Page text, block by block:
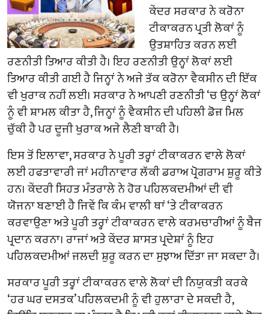
ਕੇਂਦਰ ਸਰਕਾਰ ਨੇ ਕਰੋਨਾ
ਟੀਕਾਕਰਨ ਪ੍ਰਤੀ ਲੋਕਾਂ ਨੂੰ
ਉਤਸ਼ਾਹਿਤ ਕਰਨ ਲਈ
ਰਣਨੀਤੀ ਤਿਆਰ ਕੀਤੀ ਹੈ। ਇਹ ਰਣਨੀਤੀ ਉਨ੍ਹਾਂ ਲੋਕਾਂ ਲਈ
ਤਿਆਰ ਕੀਤੀ ਗਈ ਹੈ ਜਿਨ੍ਹਾਂ ਨੇ ਅਜੇ ਤੱਕ ਕਰੋਨਾ ਵੈਕਸੀਨ ਦੀ ਇੱਕ
ਵੀ ਖੁਰਾਕ ਨਹੀਂ ਲਈ। ਸਰਕਾਰ ਨੇ ਆਪਣੀ ਰਣਨੀਤੀ ‘ਚ ਉਨ੍ਹਾਂ ਲੋਕਾਂ
ਨੂੰ ਵੀ ਸ਼ਾਮਲ ਕੀਤਾ ਹੈ, ਜਿਨ੍ਹਾਂ ਨੂੰ ਵੈਕਸੀਨ ਦੀ ਪਹਿਲੀ ਡੋਜ਼ ਮਿਲ
ਚੁੱਕੀ ਹੈ ਪਰ ਦੂਜੀ ਖੁਰਾਕ ਅਜੇ ਲੈਣੀ ਬਾਕੀ ਹੈ।
ਇਸ ਤੋਂ ਇਲਾਵਾ, ਸਰਕਾਰ ਨੇ ਪੂਰੀ ਤਰ੍ਹਾਂ ਟੀਕਾਕਰਨ ਵਾਲੇ ਲੋਕਾਂ
ਲਈ ਹਫਤਾਵਾਰੀ ਜਾਂ ਮਹੀਨਾਵਾਰ ਲੱਕੀ ਡਰਾਅ ਪ੍ਰੋਗਰਾਮ ਸ਼ੁਰੂ ਕੀਤੇ
ਹਨ। ਕੇਂਦਰੀ ਸਿਹਤ ਮੰਤਰਾਲੇ ਨੇ ਹੋਰ ਪਹਿਲਕਦਮੀਆਂ ਦੀ ਵੀ
ਯੋਜਨਾ ਬਣਾਈ ਹੈ ਜਿਵੇਂ ਕਿ ਕੰਮ ਵਾਲੀ ਥਾਂ ‘ਤੇ ਟੀਕਾਕਰਨ
ਕਰਵਾਉਣਾ ਅਤੇ ਪੂਰੀ ਤਰ੍ਹਾਂ ਟੀਕਾਕਰਨ ਵਾਲੇ ਕਰਮਚਾਰੀਆਂ ਨੂੰ ਬੈਜ
ਪ੍ਰਦਾਨ ਕਰਨਾ। ਰਾਜਾਂ ਅਤੇ ਕੇਂਦਰ ਸ਼ਾਸਤ ਪ੍ਰਦੇਸ਼ਾਂ ਨੂੰ ਇਹ
ਪਹਿਲਕਦਮੀਆਂ ਜਲਦੀ ਸ਼ੁਰੂ ਕਰਨ ਦਾ ਸੁਝਾਅ ਦਿੱਤਾ ਜਾ ਸਕਦਾ ਹੈ।
ਸਰਕਾਰ ਪੂਰੀ ਤਰ੍ਹਾਂ ਟੀਕਾਕਰਨ ਵਾਲੇ ਲੋਕਾਂ ਦੀ ਨਿਯੁਕਤੀ ਕਰਕੇ
‘ਹਰ ਘਰ ਦਸਤਕ’ ਪਹਿਲਕਦਮੀ ਨੂੰ ਵੀ ਹੁਲਾਰਾ ਦੇ ਸਕਦੀ ਹੈ,